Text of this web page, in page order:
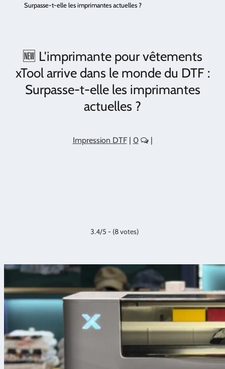
Surpasse-t-elle les imprimantes actuelles ?
🆕 L'imprimante pour vêtements
xTool arrive dans le monde du DTF :
Surpasse-t-elle les imprimantes
actuelles ?
Impression DTF| 0 |
3.4/5 - (8 votes)